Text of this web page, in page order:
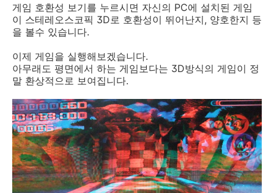
게임 호환성 보기를 누르시면 자신의 PC에 설치된 게임
이 스테레오스코픽 3D로 호환성이 뛰어난지, 양호한지 등
을 볼수 있습니다.
이제 게임을 실행해보겠습니다.
아무래도 평면에서 하는 게임보다는 3D방식의 게임이 정
말 환상적으로 보여집니다.